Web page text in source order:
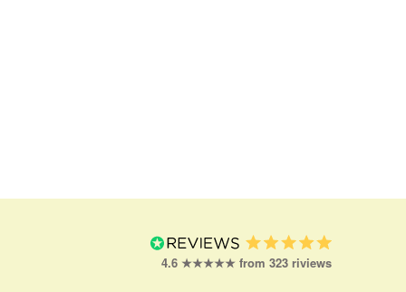
4.6 ★★★★★ from 323 riviews